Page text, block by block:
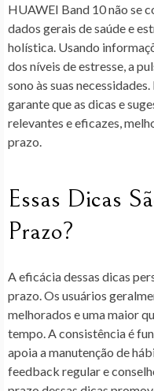
HUAWEI Band 10 não se
dados gerais de saúde e
holística. Usando
dos níveis de estresse, a
sono às suas
garante que as dicas e
relevantes e eficazes,
prazo.
Essas Dicas
Prazo?
A eficácia dessas dicas
prazo. Os usuários
melhorados e uma maior
tempo. A consistência é
apoia a manutenção de
feedback regular e